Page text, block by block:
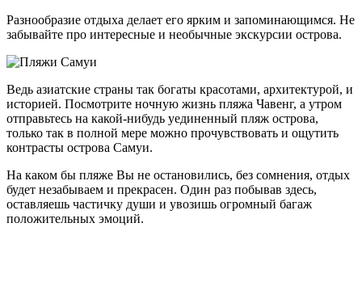
Разнообразие отдыха делает его ярким и запоминающимся. Не
забывайте про интересные и необычные экскурсии острова.
Ведь азиатские страны так богаты красотами, архитектурой, и
историей. Посмотрите ночную жизнь пляжа Чавенг, а утром
отправьтесь на какой-нибудь уединенный пляж острова,
только так в полной мере можно прочувствовать и ощутить
контрасты острова Самуи.
На каком бы пляже Вы не остановились, без сомнения, отдых
будет незабываем и прекрасен. Один раз побывав здесь,
оставляешь частичку души и увозишь огромный багаж
положительных эмоций.